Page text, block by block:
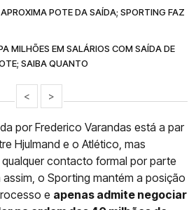
POTE DA SAÍDA; SPORTING FAZ
MILHÕES EM SALÁRIOS COM SAÍDA DE
SAIBA QUANTO
< >
por Frederico Varandas está a par
Hjulmand e o Atlético, mas
contacto formal por parte
o Sporting mantém a posição
e apenas admite negociar